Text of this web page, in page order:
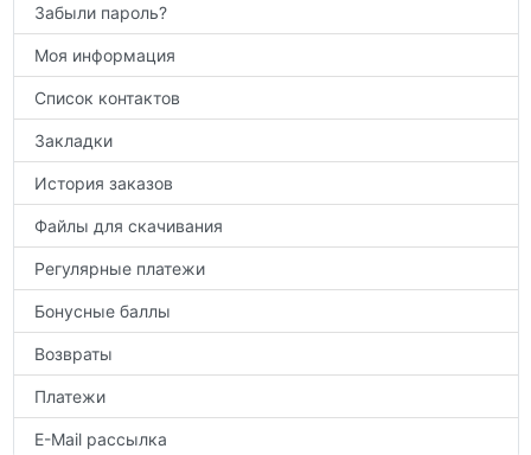
Забыли пароль?
Моя информация
Список контактов
Закладки
История заказов
Файлы для скачивания
Регулярные платежи
Бонусные баллы
Возвраты
Платежи
E-Mail рассылка